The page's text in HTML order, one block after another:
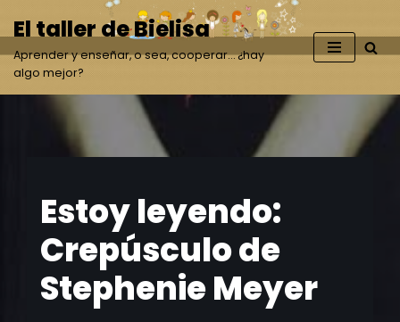
Saltar
al
contenido
El taller de Bielisa
Aprender y enseñar, o sea, cooperar… ¿hay
algo mejor?
Estoy leyendo:
Crepúsculo de
Stephenie Meyer